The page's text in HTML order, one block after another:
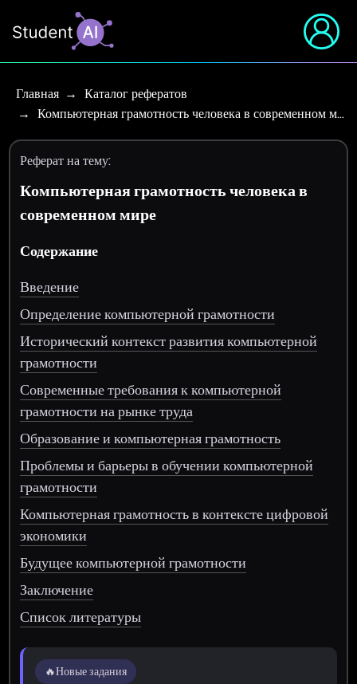
Главная
Каталог рефератов
Компьютерная грамотность человека в современном м…
Реферат на тему:
Компьютерная грамотность человека в
современном мире
Содержание
Введение
Определение компьютерной грамотности
Исторический контекст развития компьютерной
грамотности
Современные требования к компьютерной
грамотности на рынке труда
Образование и компьютерная грамотность
Проблемы и барьеры в обучении компьютерной
грамотности
Компьютерная грамотность в контексте цифровой
экономики
Будущее компьютерной грамотности
Заключение
Список литературы
🔥Новые задания